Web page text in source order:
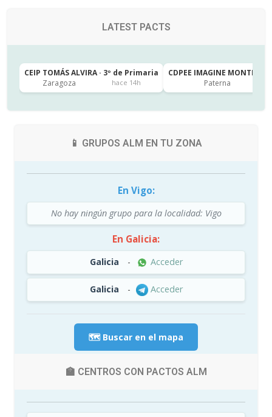
LATEST PACTS
CEIP TOMÁS ALVIRA · 3º de Primaria
Zaragoza
hace 14h
CDPEE IMAGINE
Paterna
📱 GRUPOS ALM EN TU ZONA
En Vigo:
No hay ningún grupo para la localidad: Vigo
En Galicia:
Galicia - Acceder
Galicia - Acceder
🗺️ Buscar en el mapa
🏫 CENTROS CON PACTOS ALM